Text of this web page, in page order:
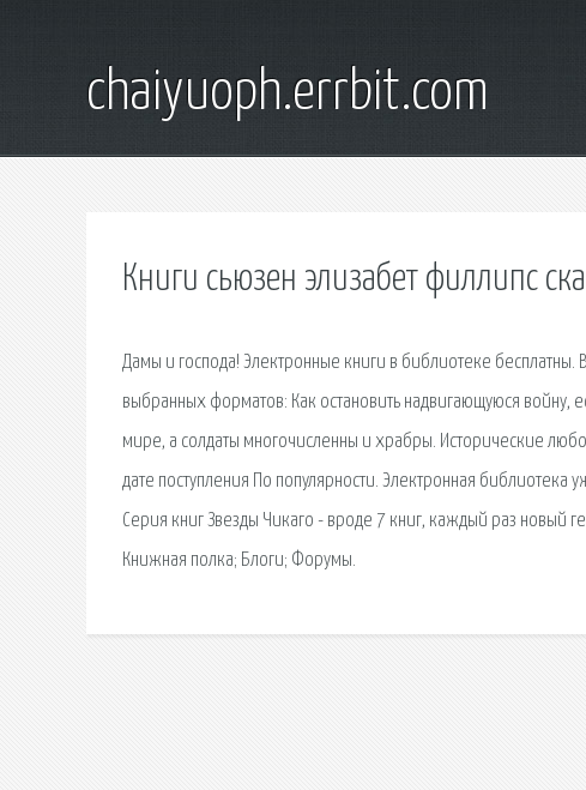
chaiyuoph.errbit.com
Книги сьюзен элизабет филлипс
Дамы и господа! Электронные книги в библиотеке
выбранных форматов: Как остановить надвигающуюся войну,
мире, а солдаты многочисленны и храбры. Исторические
дате поступления По популярности. Электронная библиотека
Серия книг Звезды Чикаго - вроде 7 книг, каждый раз новый
Книжная полка; Блоги; Форумы.